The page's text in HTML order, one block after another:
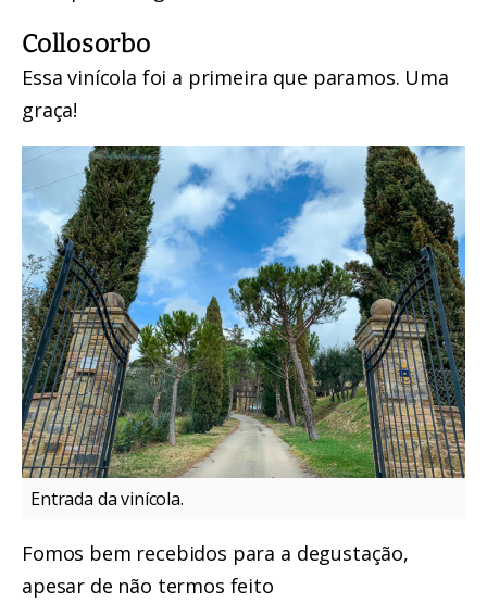
Collosorbo
Essa vinícola foi a primeira que paramos. Uma
graça!
Entrada da vinícola.
Fomos bem recebidos para a degustação,
apesar de não termos feito